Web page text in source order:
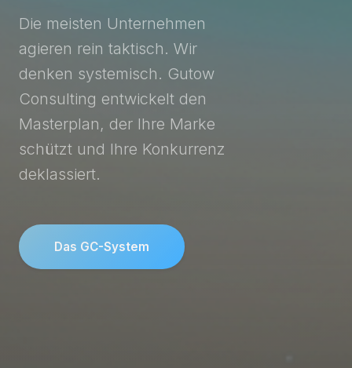
Die meisten Unternehmen
agieren rein taktisch. Wir
denken systemisch. Gutow
Consulting entwickelt den
Masterplan, der Ihre Marke
schützt und Ihre Konkurrenz
deklassiert.
Das GC-System